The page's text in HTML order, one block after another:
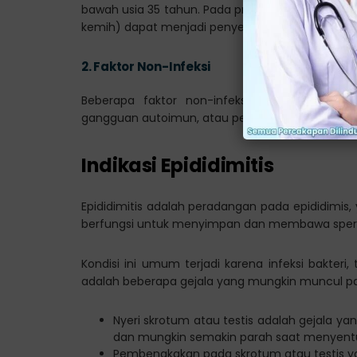
bawah usia 35 tahun. Pada pria yang lebih tua,
kemih) dapat menjadi penyebab.
2.Faktor Non-Infeksi
Beberapa faktor non-infeksi yang bisa
gangguan autoimun, atau penggunaan kateter.
Indikasi Epididimitis
Epididimitis adalah peradangan pada
berfungsi untuk menyimpan dan membawa
Kondisi ini umum terjadi karena infeksi
adalah beberapa gejala yang mungkin muncul
Nyeri skrotum atau testis adalah gejala
dan mungkin semakin parah saat
Pembengkakan pada skrotum atau testis